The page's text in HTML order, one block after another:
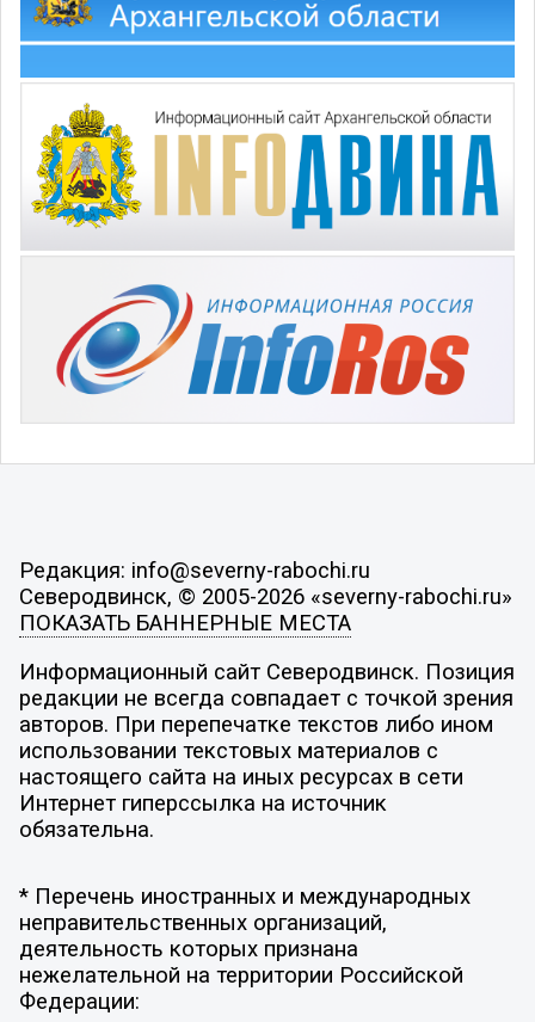
Редакция: info@severny-rabochi.ru
Северодвинск, © 2005-2026 «severny-rabochi.ru»
ПОКАЗАТЬ БАННЕРНЫЕ МЕСТА
Информационный сайт Северодвинск. Позиция
редакции не всегда совпадает с точкой зрения
авторов. При перепечатке текстов либо ином
использовании текстовых материалов с
настоящего сайта на иных ресурсах в сети
Интернет гиперссылка на источник
обязательна.
* Перечень иностранных и международных
неправительственных организаций,
деятельность которых признана
нежелательной на территории Российской
Федерации: